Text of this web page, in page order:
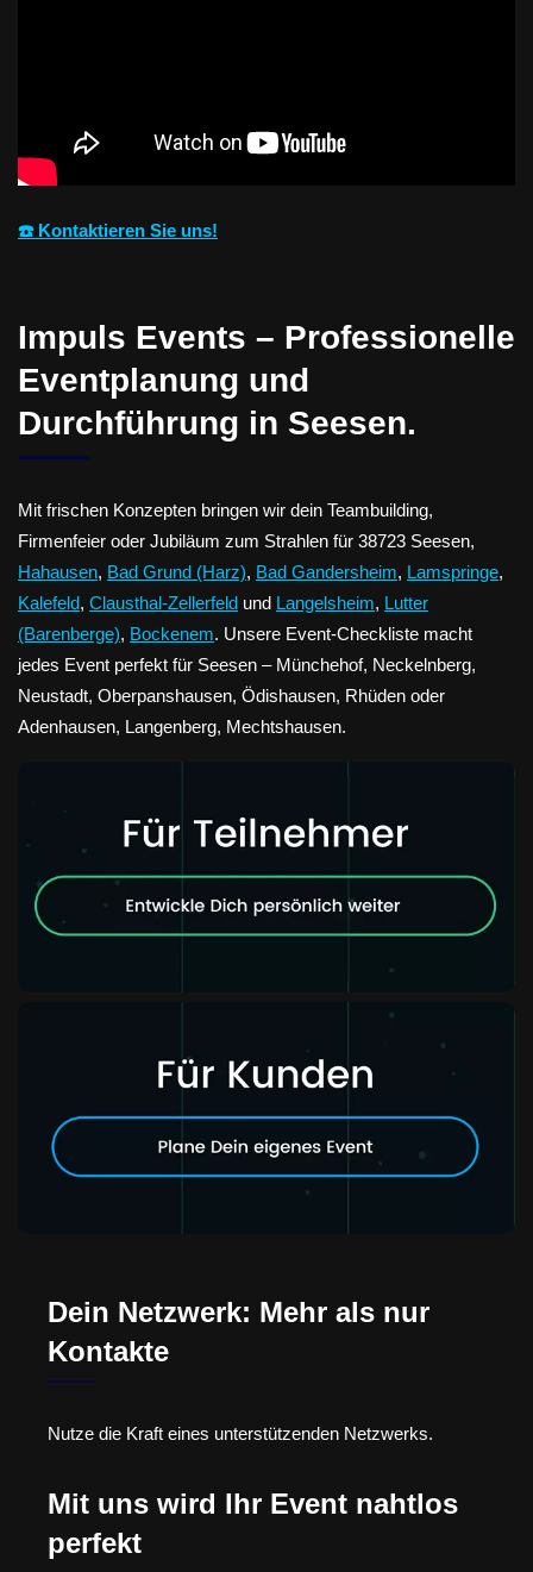
☎️ Kontaktieren Sie uns!
Impuls Events – Professionelle
Eventplanung und
Durchführung in Seesen.
Mit frischen Konzepten bringen wir dein Teambuilding,
Firmenfeier oder Jubiläum zum Strahlen für 38723 Seesen,
Hahausen, Bad Grund (Harz), Bad Gandersheim, Lamspringe,
Kalefeld, Clausthal-Zellerfeld und Langelsheim, Lutter
(Barenberge), Bockenem. Unsere Event-Checkliste macht
jedes Event perfekt für Seesen – Münchehof, Neckelnberg,
Neustadt, Oberpanshausen, Ödishausen, Rhüden oder
Adenhausen, Langenberg, Mechtshausen.
Dein Netzwerk: Mehr als nur
Kontakte
Nutze die Kraft eines unterstützenden Netzwerks.
Mit uns wird Ihr Event nahtlos
perfekt